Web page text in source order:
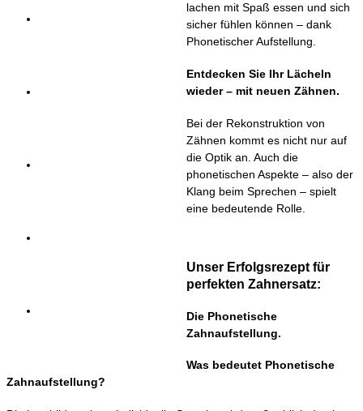
lachen mit Spaß essen und sich
sicher fühlen können – dank
Phonetischer Aufstellung.
Entdecken Sie Ihr Lächeln
wieder – mit neuen Zähnen.
Bei der Rekonstruktion von
Zähnen kommt es nicht nur auf
die Optik an. Auch die
phonetischen Aspekte – also der
Klang beim Sprechen – spielt
eine bedeutende Rolle.
Unser Erfolgsrezept für
perfekten Zahnersatz:
Die Phonetische
Zahnaufstellung.
Was bedeutet Phonetische
Zahnaufstellung?